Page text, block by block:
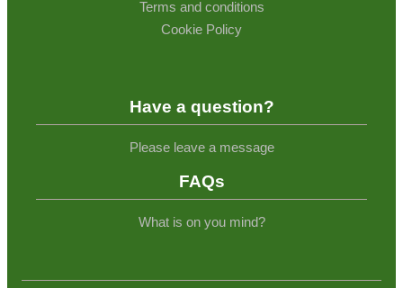
Terms and conditions
Cookie Policy
Have a question?
Please leave a message
FAQs
What is on you mind?